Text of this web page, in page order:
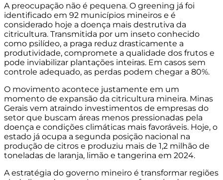
A preocupação não é pequena. O greening já foi
identificado em 92 municípios mineiros e é
considerado hoje a doença mais destrutiva da
citricultura. Transmitida por um inseto conhecido
como psilídeo, a praga reduz drasticamente a
produtividade, compromete a qualidade dos frutos e
pode inviabilizar plantações inteiras. Em casos sem
controle adequado, as perdas podem chegar a 80%.
O movimento acontece justamente em um
momento de expansão da citricultura mineira. Minas
Gerais vem atraindo investimentos de empresas do
setor que buscam áreas menos pressionadas pela
doença e condições climáticas mais favoráveis. Hoje, o
estado já ocupa a segunda posição nacional na
produção de citros e produziu mais de 1,2 milhão de
toneladas de laranja, limão e tangerina em 2024.
A estratégia do governo mineiro é transformar regiões